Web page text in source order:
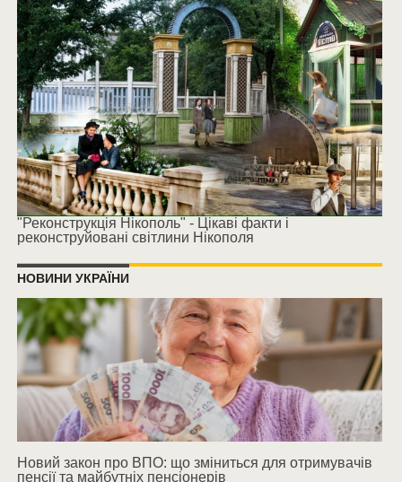
"Реконструкція Нікополь" - Цікаві факти і
реконструйовані світлини Нікополя
НОВИНИ УКРАЇНИ
Новий закон про ВПО: що зміниться для отримувачів
пенсії та майбутніх пенсіонерів